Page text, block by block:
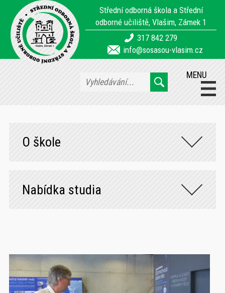
Střední odborná škola a Střední
odborné učiliště, Vlašim, Zámek 1
317 842 279
info@sosasou-vlasim.cz
MENU
O škole
Nabídka studia